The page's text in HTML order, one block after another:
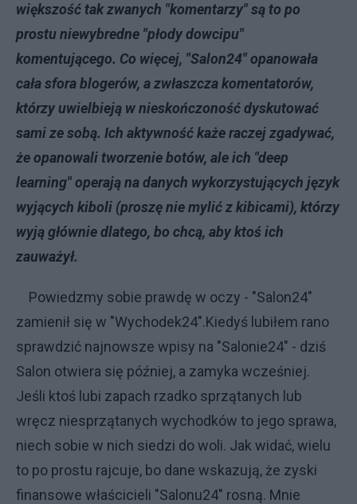
większość tak zwanych "komentarzy" są to po
prostu niewybredne "płody dowcipu"
komentującego. Co więcej, "Salon24" opanowała
cała sfora blogerów, a zwłaszcza komentatorów,
którzy uwielbieją w nieskończoność dyskutować
sami ze sobą. Ich aktywność każe raczej zgadywać,
że opanowali tworzenie botów, ale ich "deep
learning" operają na danych wykorzystujących język
wyjących kiboli (proszę nie mylić z kibicami), którzy
wyją głównie dlatego, bo chcą, aby ktoś ich
zauważył.
Powiedzmy sobie prawdę w oczy - "Salon24"
zamienił się w "Wychodek24".Kiedyś lubiłem rano
sprawdzić najnowsze wpisy na "Salonie24" - dziś
Salon otwiera się później, a zamyka wcześniej.
Jeśli ktoś lubi zapach rzadko sprzątanych lub
wręcz niesprzątanych wychodków to jego sprawa,
niech sobie w nich siedzi do woli. Jak widać, wielu
to po prostu rajcuje, bo dane wskazują, że zyski
finansowe właścicieli "Salonu24" rosną. Mnie